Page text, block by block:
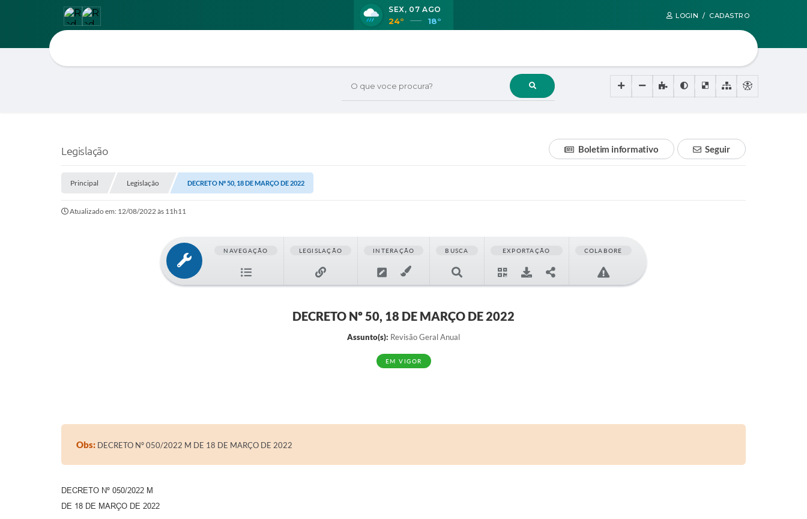
LOGIN / CADASTRO
O que voce procura?
SEX 07 AGO
24° 18°
Legislação Seguir
Boletim informativo
Principal Legislação DECRETO Nº 50, 18 DE MARÇO DE 2022
Atualizado em: 12/08/2022 às 11h11
NAVEGAÇÃO LEGISLAÇÃO INTERAÇÃO BUSCA EXPORTAÇÃO COLABORE
DECRETO Nº 50, 18 DE MARÇO DE 2022
Assunto(s): Revisão Geral Anual
EM VIGOR
Obs: DECRETO Nº 050/2022 M DE 18 DE MARÇO DE 2022
DECRETO Nº 050/2022 M
DE 18 DE MARÇO DE 2022